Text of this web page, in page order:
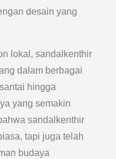
desain yang
lokal, sandalkenthir
dalam berbagai
hingga
yang semakin
sandalkenthir
tapi juga telah
budaya